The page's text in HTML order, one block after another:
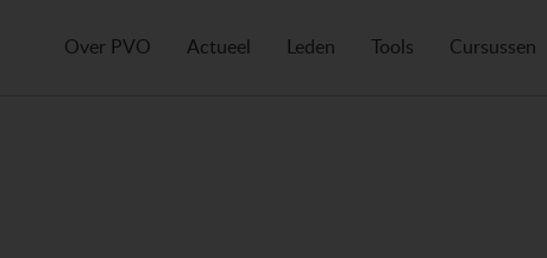
Over PVO Actueel Leden Tools Cursussen